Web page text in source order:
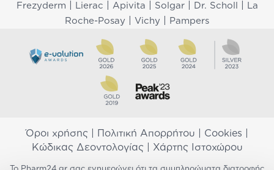
Frezyderm Lierac Apivita Solgar| Dr. Scholl
La
Roche-Posay
Vichy Pampers
Όροι χρήσης Πολιτική Απορρήτου Cookies
Κώδικας Δεοντολογίας| Χάρτης Ιστοχώρου